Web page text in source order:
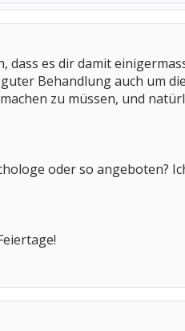
dass es dir damit
Behandlung auch um
zu müssen, und
oder so angeboten?